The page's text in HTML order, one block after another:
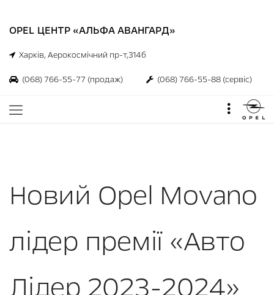
OPEL ЦЕНТР «АЛЬФА АВАНГАРД»
Харків, Аерокосмічний пр-т,314б
(068) 766-55-77 (продаж) (068) 766-55-88 (сервіс)
Новий Opel Movano
лідер премії «Авто
Лідер 2023-2024»